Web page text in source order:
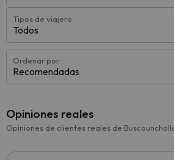
Tipos de viajero
Todos
Ordenar por:
Recomendadas
Opiniones reales
Opiniones de clientes reales de